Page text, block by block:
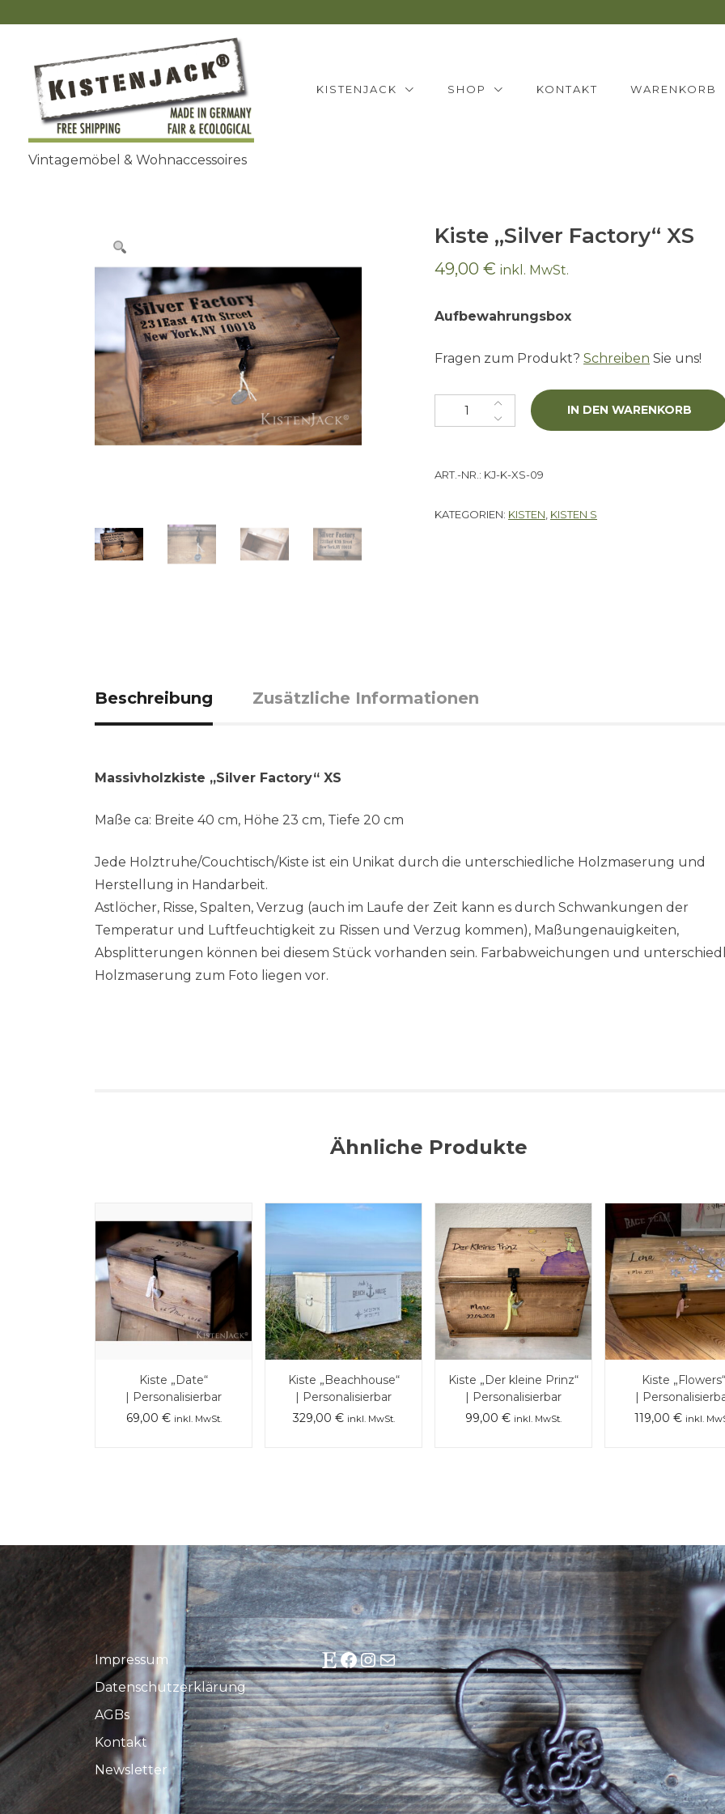
Inhalt
Vintagemöbel & Wohnaccessoires
KISTENJACK SHOP KONTAKT WARENKORB
Kiste „Silver Factory“ XS
49,00 € inkl. MwSt.
Aufbewahrungsbox
Fragen zum Produkt? Schreiben Sie uns!
Kiste "Silver Factory" XS Menge
IN DEN WARENKORB
ART.-NR.: KJ-K-XS-09
KATEGORIEN: KISTEN, KISTEN S
Beschreibung Zusätzliche Informationen
Massivholzkiste „Silver Factory“ XS
Maße ca: Breite 40 cm, Höhe 23 cm, Tiefe 20 cm
Jede Holztruhe/Couchtisch/Kiste ist ein Unikat durch die unterschiedliche Holzmaserung und
Herstellung in Handarbeit.
Astlöcher, Risse, Spalten, Verzug (auch im Laufe der Zeit kann es durch Schwankungen der
Temperatur und Luftfeuchtigkeit zu Rissen und Verzug kommen), Maßungenauigkeiten,
Absplitterungen können bei diesem Stück vorhanden sein. Farbabweichungen und
Holzmaserung zum Foto liegen vor.
Ähnliche Produkte
Kiste „Date“
| Personalisierbar
69,00 € inkl. MwSt.
Kiste „Beachhouse“
| Personalisierbar
329,00 € inkl. MwSt.
Kiste „Der kleine Prinz“
| Personalisierbar
99,00 € inkl. MwSt.
Kiste „Flowers“
|
119,00 € inkl.
Impressum
Datenschutzerklärung
AGBs
Kontakt
Newsletter
EtsyFacebook
Instagram
E-Mail